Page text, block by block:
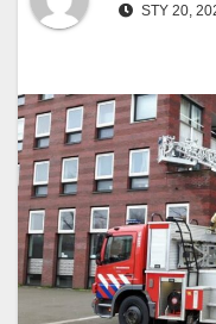
STY 20,